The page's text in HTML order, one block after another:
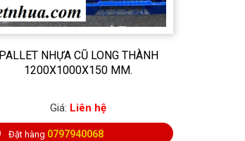
PALLET NHỰA CŨ LONG THÀNH
1200X1000X150 MM.
Giá: Liên hệ
Đặt hàng 0797940068